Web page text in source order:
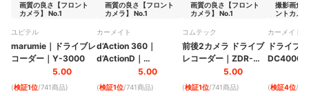
画質の良さ【フロント
カメラ】 No.1
ユピテル
marumie ｜ ドライブレ
コーダー ｜ Y-3000
5.00
(検証1位/741商品)
画質の良さ【フロント
カメラ】 No.1
カーメイト
d’Action 360 ｜
d’ActionD ｜
5.00
(検証1位/741商品)
画質の良さ【フロント
カメラ】 No.1
コムテック
前後2カメラ ドライブ
レコーダー ｜ ZDR-
5.00
(検証1位/741商品)
撮影画角
ントカメ
カーメイト
ドライブ
DC4000R
(検証4位/